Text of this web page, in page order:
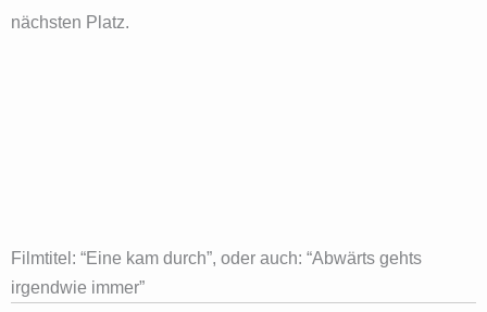
nächsten Platz.
Filmtitel: “Eine kam durch”, oder auch: “Abwärts gehts
irgendwie immer”